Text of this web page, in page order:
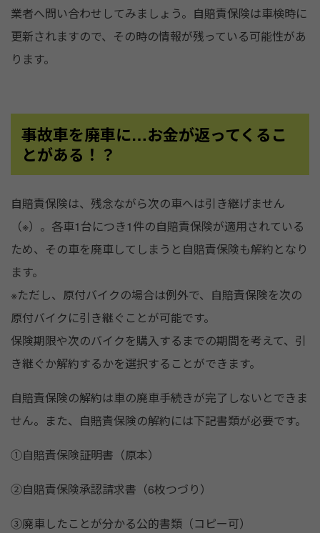
業者へ問い合わせしてみましょう。自賠責保険は車検時に
更新されますので、その時の情報が残っている可能性があ
ります。
事故車を廃車に…お金が返ってくるこ
とがある！？
自賠責保険は、残念ながら次の車へは引き継げません
（※）。各車1台につき1件の自賠責保険が適用されている
ため、その車を廃車してしまうと自賠責保険も解約となり
ます。
※ただし、原付バイクの場合は例外で、自賠責保険を次の
原付バイクに引き継ぐことが可能です。
保険期限や次のバイクを購入するまでの期間を考えて、引
き継ぐか解約するかを選択することができます。
自賠責保険の解約は車の廃車手続きが完了しないとできま
せん。また、自賠責保険の解約には下記書類が必要です。
①自賠責保険証明書（原本）
②自賠責保険承認請求書（6枚つづり）
③廃車したことが分かる公的書類（コピー可）